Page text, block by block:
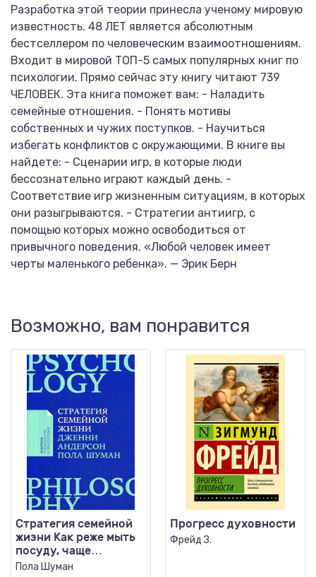
Разработка этой теории принесла ученому мировую
известность. 48 ЛЕТ является абсолютным
бестселлером по человеческим взаимоотношениям.
Входит в мировой ТОП-5 самых популярных книг по
психологии. Прямо сейчас эту книгу читают 739
ЧЕЛОВЕК. Эта книга поможет вам: - Наладить
семейные отношения. - Понять мотивы
собственных и чужих поступков. - Научиться
избегать конфликтов с окружающими. В книге вы
найдете: - Сценарии игр, в которые люди
бессознательно играют каждый день. -
Соответствие игр жизненным ситуациям, в которых
они разыгрываются. - Стратегии антиигр, с
помощью которых можно освободиться от
привычного поведения. «Любой человек имеет
черты маленького ребенка». — Эрик Берн
Возможно, вам понравится
Стратегия семейной
жизни Как реже мыть
посуду, чаще
заниматься сексом и
Пола Шуман
Прогресс духовности
Фрейд З.